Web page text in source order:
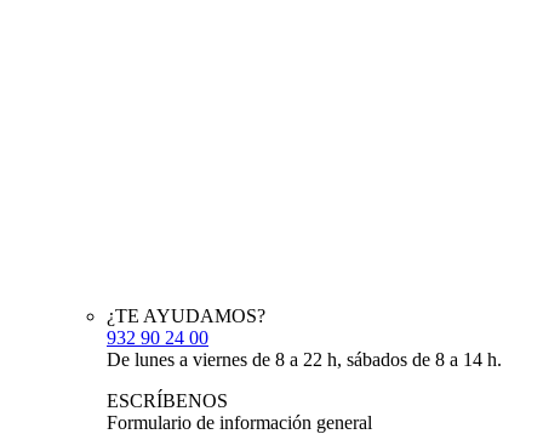
¿TE AYUDAMOS?
932 90 24 00
De lunes a viernes de 8 a 22 h, sábados de 8 a 14 h.
ESCRÍBENOS
Formulario de información general